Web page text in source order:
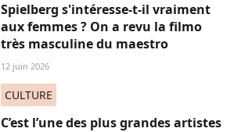
Spielberg s'intéresse-t-il vraiment
aux femmes ? On a revu la filmo
très masculine du maestro
12 juin 2026
CULTURE
C’est l’une des plus grandes artistes